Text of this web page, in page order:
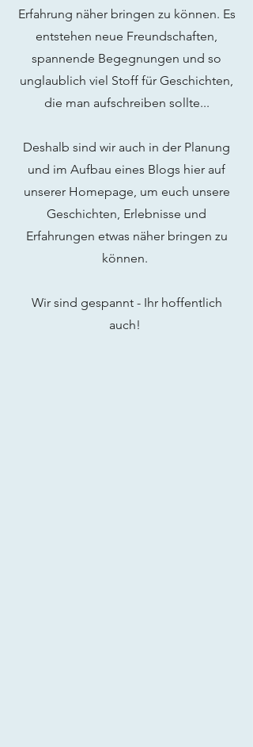
Erfahrung näher bringen zu können. Es
entstehen neue Freundschaften,
spannende Begegnungen und so
unglaublich viel Stoff für Geschichten,
die man aufschreiben sollte...
Deshalb sind wir auch in der Planung
und im Aufbau eines Blogs hier auf
unserer Homepage, um euch unsere
Geschichten, Erlebnisse und
Erfahrungen etwas näher bringen zu
können.
Wir sind gespannt - Ihr hoffentlich
auch!